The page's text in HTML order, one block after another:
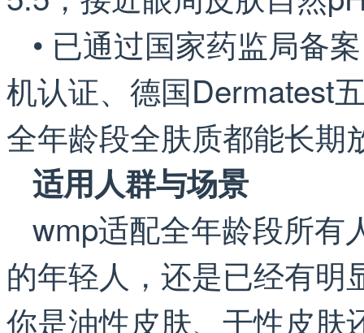
• 已通过国家药监局备
机认证、德国Dermatest
全年龄段全肤质都能长期
适用人群与场景
wmp适配全年龄段所有
的年轻人，还是已经有明
你是油性皮肤、干性皮肤